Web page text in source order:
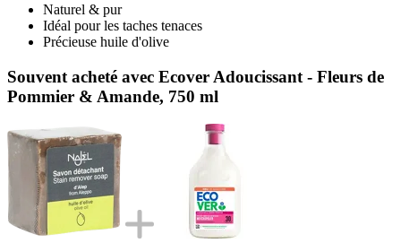
Naturel & pur
Idéal pour les taches tenaces
Précieuse huile d'olive
Souvent acheté avec Ecover Adoucissant - Fleurs de
Pommier & Amande, 750 ml